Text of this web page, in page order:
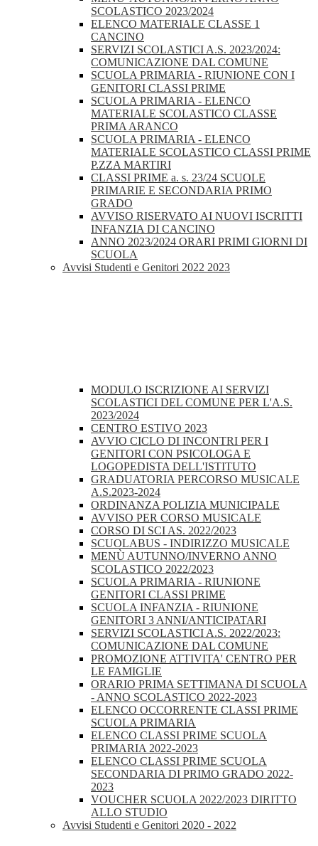
SCOLASTICO 2023/2024
ELENCO MATERIALE CLASSE 1
CANCINO
SERVIZI SCOLASTICI A.S. 2023/2024:
COMUNICAZIONE DAL COMUNE
SCUOLA PRIMARIA - RIUNIONE CON I
GENITORI CLASSI PRIME
SCUOLA PRIMARIA - ELENCO
MATERIALE SCOLASTICO CLASSE
PRIMA ARANCO
SCUOLA PRIMARIA - ELENCO
MATERIALE SCOLASTICO CLASSI PRIME
P.ZZA MARTIRI
CLASSI PRIME a. s. 23/24 SCUOLE
PRIMARIE E SECONDARIA PRIMO
GRADO
AVVISO RISERVATO AI NUOVI ISCRITTI
INFANZIA DI CANCINO
ANNO 2023/2024 ORARI PRIMI GIORNI DI
SCUOLA
Avvisi Studenti e Genitori 2022 2023
MODULO ISCRIZIONE AI SERVIZI
SCOLASTICI DEL COMUNE PER L'A.S.
2023/2024
CENTRO ESTIVO 2023
AVVIO CICLO DI INCONTRI PER I
GENITORI CON PSICOLOGA E
LOGOPEDISTA DELL'ISTITUTO
GRADUATORIA PERCORSO MUSICALE
A.S.2023-2024
ORDINANZA POLIZIA MUNICIPALE
AVVISO PER CORSO MUSICALE
CORSO DI SCI AS. 2022/2023
SCUOLABUS - INDIRIZZO MUSICALE
MENÙ AUTUNNO/INVERNO ANNO
SCOLASTICO 2022/2023
SCUOLA PRIMARIA - RIUNIONE
GENITORI CLASSI PRIME
SCUOLA INFANZIA - RIUNIONE
GENITORI 3 ANNI/ANTICIPATARI
SERVIZI SCOLASTICI A.S. 2022/2023:
COMUNICAZIONE DAL COMUNE
PROMOZIONE ATTIVITA' CENTRO PER
LE FAMIGLIE
ORARIO PRIMA SETTIMANA DI SCUOLA
- ANNO SCOLASTICO 2022-2023
ELENCO OCCORRENTE CLASSI PRIME
SCUOLA PRIMARIA
ELENCO CLASSI PRIME SCUOLA
PRIMARIA 2022-2023
ELENCO CLASSI PRIME SCUOLA
SECONDARIA DI PRIMO GRADO 2022-
2023
VOUCHER SCUOLA 2022/2023 DIRITTO
ALLO STUDIO
Avvisi Studenti e Genitori 2020 - 2022